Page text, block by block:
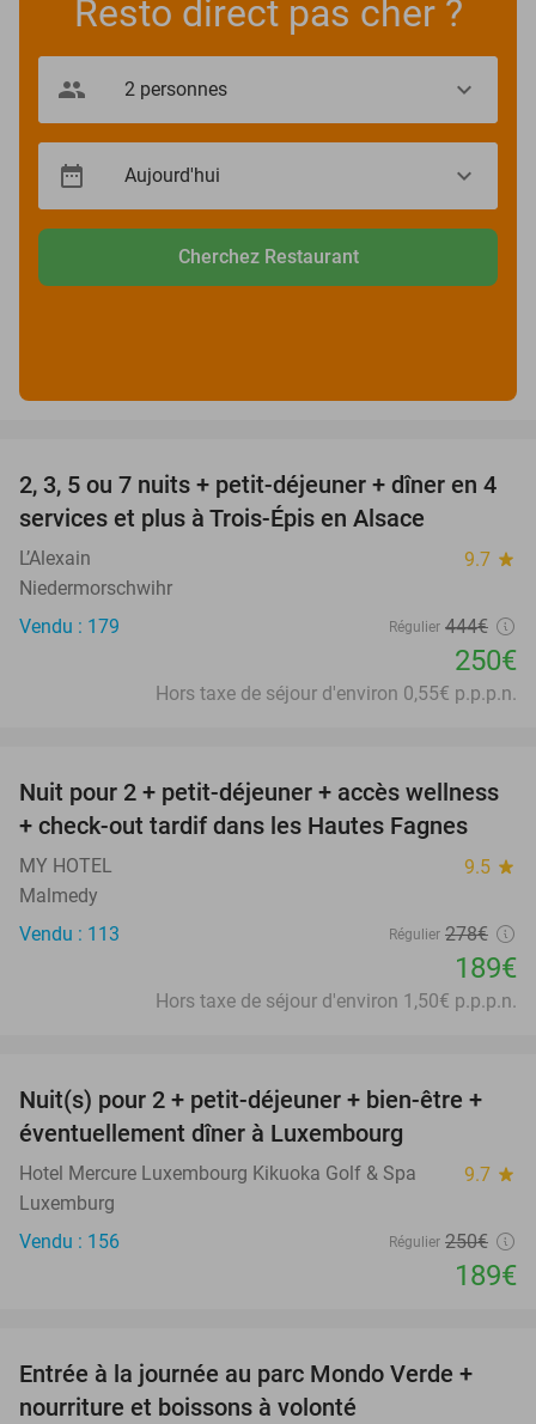
Resto direct pas cher ?
Cherchez Restaurant
44%
2, 3, 5 ou 7 nuits + petit-déjeuner + dîner en 4
services et plus à Trois-Épis en Alsace
L’Alexain 9.7 star
Niedermorschwihr
Vendu : 179
Régulier 444€
250€
Hors taxe de séjour d'environ 0,55€ p.p.p.n.
32%
Nuit pour 2 + petit-déjeuner + accès wellness
+ check-out tardif dans les Hautes Fagnes
MY HOTEL 9.5 star
Malmedy
Vendu : 113
Régulier 278€
189€
Hors taxe de séjour d'environ 1,50€ p.p.p.n.
24%
Nuit(s) pour 2 + petit-déjeuner + bien-être +
éventuellement dîner à Luxembourg
Hotel Mercure Luxembourg Kikuoka Golf & Spa 9.7 star
Luxemburg
Vendu : 156
Régulier 250€
189€
25%
Entrée à la journée au parc Mondo Verde +
nourriture et boissons à volonté